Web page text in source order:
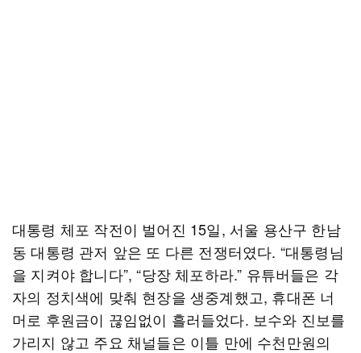
대통령 체포 작전이 벌어진 15일, 서울 용산구 한남
동 대통령 관저 앞은 또 다른 전쟁터였다. “대통령님
을 지켜야 합니다”, “당장 체포하라.” 유튜버들은 각
자의 정치색에 맞춰 현장을 생중계했고, 휴대폰 너
머로 후원금이 끊임없이 흘러들었다. 보수와 진보를
가리지 않고 주요 채널들은 이틀 만에 수천만원의